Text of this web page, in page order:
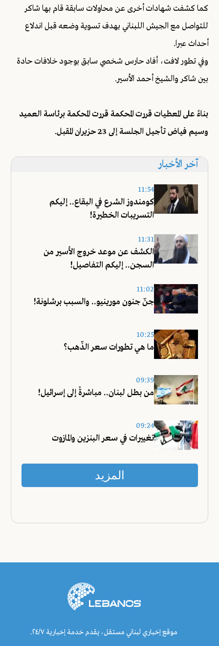
كما كشفت شهادات أخرى عن محاولات سابقة قام بها شاكر
للتواصل مع الجيش اللبناني بهدف تسوية وضعه قبل اندلاع
أحداث عبرا.
وفي تطور لافت، أفاد حارس شخصي سابق بوجود خلافات حادة
بين شاكر والشيخ أحمد الأسير.
بناءً على المعطيات قررت المحكمة قررت المحكمة برئاسة العميد
وسيم فياض تأجيل الجلسة إلى 23 حزيران المقبل.
آخر الأخبار
11:54
كومندوز الشرع في البقاع.. إليكم
التسريبات الخطيرة!
11:31
الكشف عن موعد خروج الأسير من
السجن.. إليكم التفاصيل!
11:02
جنّ جنون مورينيو.. والسبب برشلونة!
10:25
ما هي تطورات سعر الذّهب؟
09:39
من بطل لبنان.. مباشرةً إلى إسرائيل!
09:24
تغييرات في سعر البنزين والمازوت
المزيد
موقع إخباري لبناني مستقل، يقدم خدمة إخبارية ٢٤/٧.